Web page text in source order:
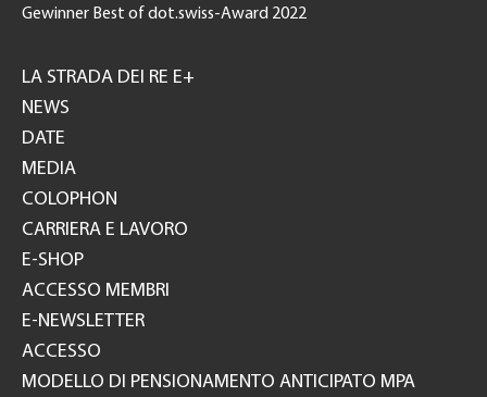
Gewinner Best of dot.swiss-Award 2022
GH
LA STRADA DEI RE E+
NEWS
DATE
MEDIA
COLOPHON
CARRIERA E LAVORO
E-SHOP
ACCESSO MEMBRI
E-NEWSLETTER
ACCESSO
MODELLO DI PENSIONAMENTO ANTICIPATO MPA